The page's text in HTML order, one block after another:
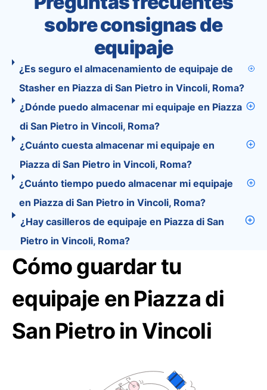
sobre consignas de
equipaje
¿Es seguro el almacenamiento de equipaje de
Stasher en Piazza di San Pietro in Vincoli, Roma?
¿Dónde puedo almacenar mi equipaje en Piazza
di San Pietro in Vincoli, Roma?
¿Cuánto cuesta almacenar mi equipaje en
Piazza di San Pietro in Vincoli, Roma?
¿Cuánto tiempo puedo almacenar mi equipaje
en Piazza di San Pietro in Vincoli, Roma?
¿Hay casilleros de equipaje en Piazza di San
Pietro in Vincoli, Roma?
Cómo guardar tu
equipaje en Piazza di
San Pietro in Vincoli